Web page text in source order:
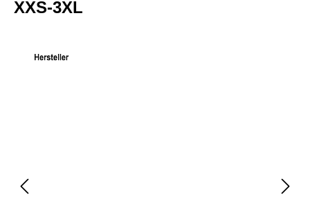
XXS-3XL